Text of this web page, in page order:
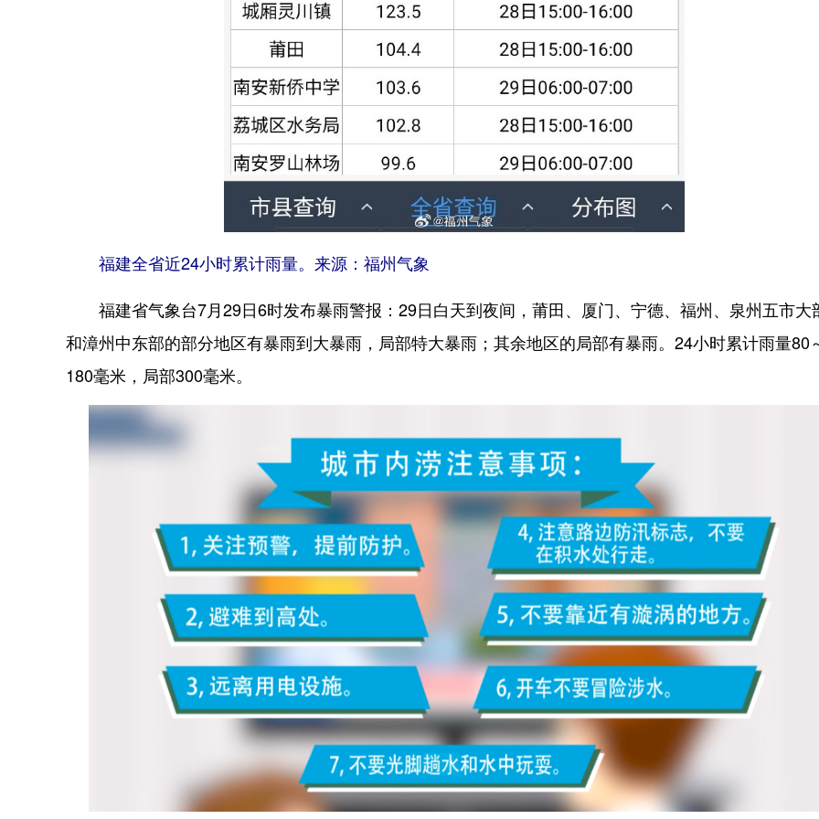
福建全省近24小时累计雨量。来源：福州气象
福建省气象台7月29日6时发布暴雨警报：29日白天到夜间，莆田、厦门、宁德、福州、泉州五市大
和漳州中东部的部分地区有暴雨到大暴雨，局部特大暴雨；其余地区的局部有暴雨。24小时累计雨量80
180毫米，局部300毫米。